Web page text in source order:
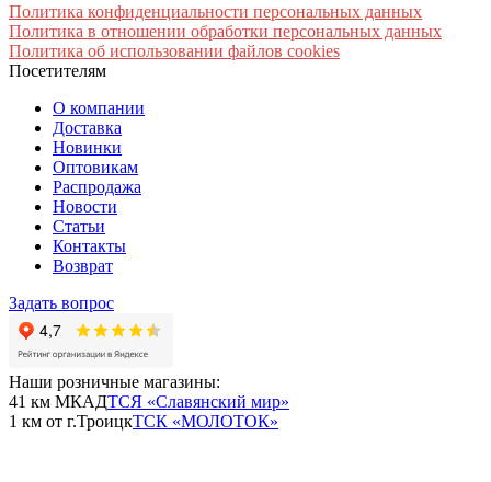
Политика конфиденциальности персональных данных
Политика в отношении обработки персональных данных
Политика об использовании файлов cookies
Посетителям
О компании
Доставка
Новинки
Оптовикам
Распродажа
Новости
Статьи
Контакты
Возврат
Задать вопрос
Наши розничные магазины:
41 км МКАДТСЯ «Славянский мир»
1 км от г.ТроицкТСК «МОЛОТОК»